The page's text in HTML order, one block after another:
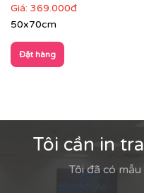
Giá: 369.000đ
50x70cm
Đặt hàng
Tôi cần in
Tôi đã có